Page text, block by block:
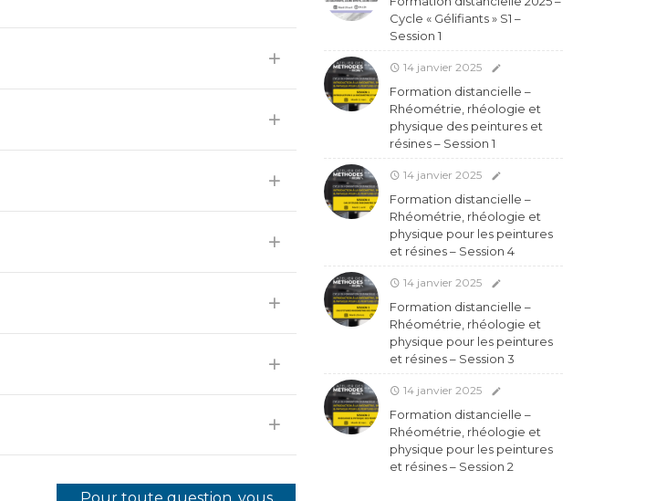
Cycle « Gélifiants » S1 –
Session 1
14 janvier 2025
Formation distancielle –
Rhéométrie, rhéologie et
physique des peintures et
résines – Session 1
14 janvier 2025
Formation distancielle –
Rhéométrie, rhéologie et
physique pour les peintures
et résines – Session 4
14 janvier 2025
Formation distancielle –
Rhéométrie, rhéologie et
physique pour les peintures
et résines – Session 3
14 janvier 2025
Formation distancielle –
Rhéométrie, rhéologie et
physique pour les peintures
et résines – Session 2